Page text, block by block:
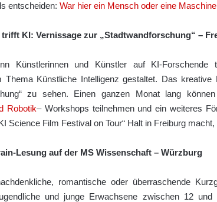
entscheiden: War hier ein Mensch oder eine
KI: Vernissage zur „Stadtwandforschung“ –
Künstlerinnen und Künstler auf KI-
Thema Künstliche Intelligenz gestaltet. Das
zu sehen. Einen ganzen Monat lang
Robotik– Workshops teilnehmen und ein weiteres
Science Film Festival on Tour“ Halt in Freiburg
Lesung auf der MS Wissenschaft – Würzburg
romantische oder überraschende
und junge Erwachsene zwischen 12